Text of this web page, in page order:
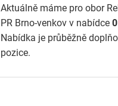
Aktuálně máme pro obor
PR Brno-venkov v nabídce 0
Nabídka je průběžně
pozice.